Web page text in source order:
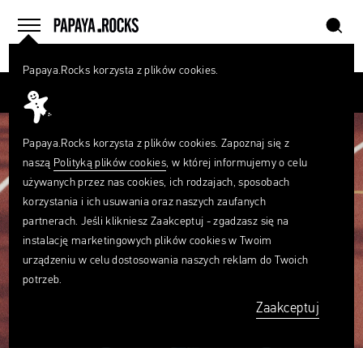
menu
home szukaj
Papaya.Rocks korzysta z plików cookies.
Papaya.Rocks korzysta z plików cookies. Zapoznaj się z
naszą Polityką plików cookies, w której informujemy o celu
używanych przez nas cookies, ich rodzajach, sposobach
korzystania i ich usuwania oraz naszych zaufanych
partnerach. Jeśli klikniesz Zaakceptuj - zgadzasz się na
instalację marketingowych plików cookies w Twoim
urządzeniu w celu dostosowania naszych reklam do Twoich
potrzeb.
Zaakceptuj
Czego
szukasz?